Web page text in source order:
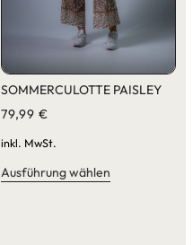
SOMMERCULOTTE PAISLEY
79,99 €
inkl. MwSt.
Ausführung wählen